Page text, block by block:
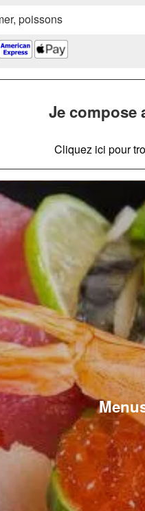
poissons
Je compose
Cliquez ici pour